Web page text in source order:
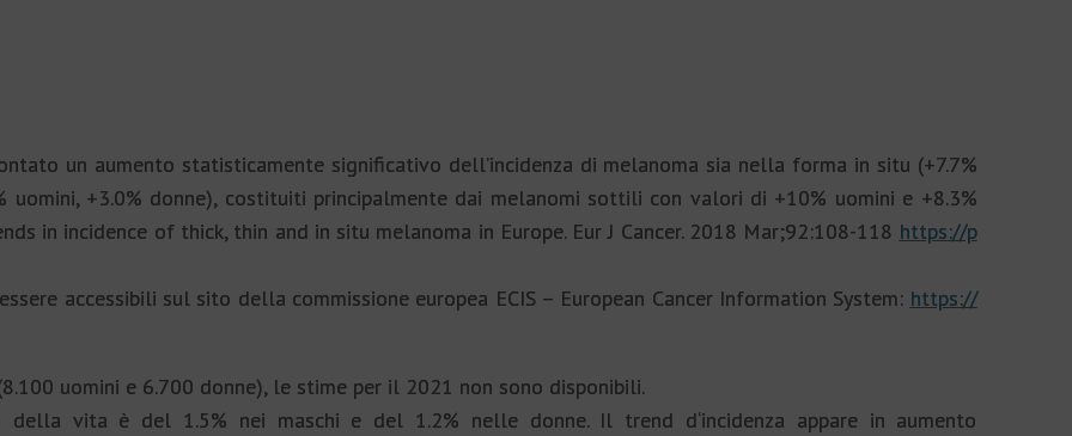
un aumento statisticamente significativo dell’incidenza di melanoma sia nella forma in situ (+7.7%
uomini, +3.0% donne), costituiti principalmente dai melanomi sottili con valori di +10% uomini e +8.3%
in incidence of thick, thin and in situ melanoma in Europe. Eur J Cancer. 2018 Mar;92:108-118 https://p
accessibili sul sito della commissione europea ECIS – European Cancer Information System: https://
uomini e 6.700 donne), le stime per il 2021 non sono disponibili.
vita è del 1.5% nei maschi e del 1.2% nelle donne. Il trend d‘incidenza appare in aumento